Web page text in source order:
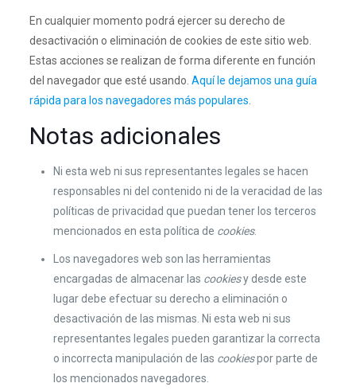
En cualquier momento podrá ejercer su derecho de
desactivación o eliminación de cookies de este sitio web.
Estas acciones se realizan de forma diferente en función
del navegador que esté usando. Aquí le dejamos una guía
rápida para los navegadores más populares
Notas adicionales
Ni esta web ni sus representantes legales se hacen
responsables ni del contenido ni de la veracidad de las
políticas de privacidad que puedan tener los terceros
mencionados en esta política de cookies.
Los navegadores web son las herramientas
encargadas de almacenar las cookiesy desde este
lugar debe efectuar su derecho a eliminación o
desactivación de las mismas. Ni esta web ni sus
representantes legales pueden garantizar la correcta
o incorrecta manipulación de las cookiespor parte de
los mencionados navegadores.